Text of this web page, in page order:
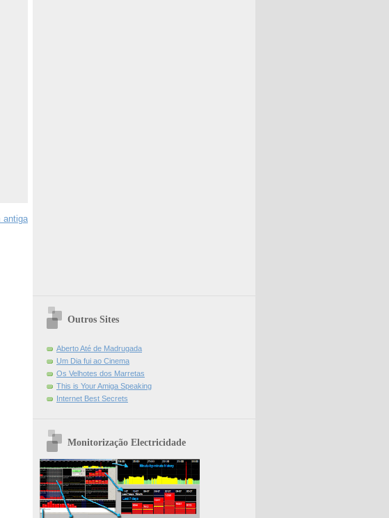
antiga
Outros Sites
Aberto Até de Madrugada
Um Dia fui ao Cinema
Os Velhotes dos Marretas
This is Your Amiga Speaking
Internet Best Secrets
Monitorização Electricidade